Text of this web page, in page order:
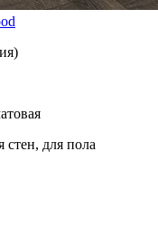
стен, для пола